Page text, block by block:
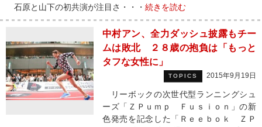
石原と山下の初共演が注目さ・・・ 続きを読む
中村アン、全力ダッシュ披露もチー
ムは敗北 ２８歳の抱負は「もっと
タフな女性に」
TOPICS 2015年9月19日
リーボックの次世代型ランニングシュ
ーズ「ＺＰｕｍｐ Ｆｕｓｉｏｎ」の新
色発売を記念した「Ｒｅｅｂｏｋ ＺＰ